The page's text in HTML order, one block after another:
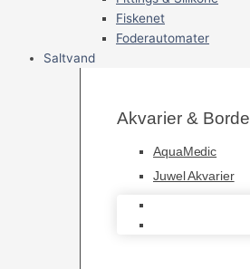
Fiskenet
Foderautomater
Saltvand
Akvarier & Borde
AquaMedic
Juwel Akvarier